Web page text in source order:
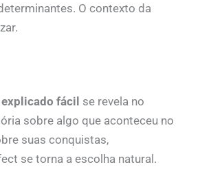
O contexto da
fácil se revela no
sobre algo que aconteceu no
suas conquistas,
se torna a escolha natural.